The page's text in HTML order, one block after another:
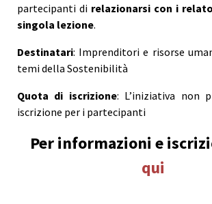
partecipanti di relazionarsi con i
singola lezione.
Destinatari: Imprenditori e risorse
temi della Sostenibilità
Quota di iscrizione: L’iniziativa non
iscrizione per i partecipanti
Per informazioni e
qui